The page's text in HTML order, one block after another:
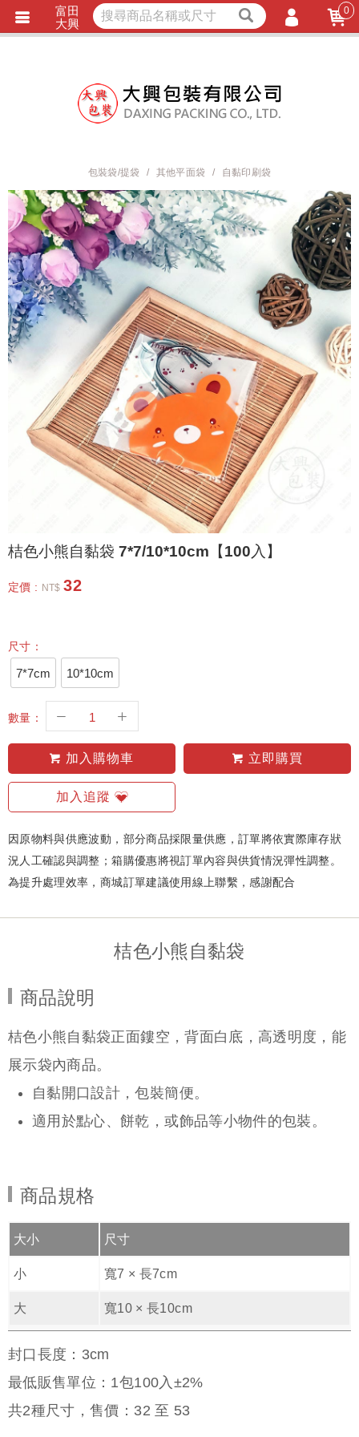
立即詢價 LINE詢問
包裝袋/提袋 其他平面袋 自黏印刷袋
桔色小熊自黏袋 7*7/10*10cm【100入】
定價 : NT$ 32
尺寸：
7*7cm 10*10cm
數量：
加入購物車 立即購買
加入追蹤
因原物料與供應波動，部分商品採限量供應，訂單將依實際庫存狀
況人工確認與調整；箱購優惠將視訂單內容與供貨情況彈性調整。
為提升處理效率，商城訂單建議使用線上聯繫，感謝配合
桔色小熊自黏袋
商品說明
桔色小熊自黏袋正面鏤空，背面白底，高透明度，能
展示袋內商品。
自黏開口設計，包裝簡便。
適用於點心、餅乾，或飾品等小物件的包裝。
商品規格
大小 尺寸
小 寬7 × 長7cm
大 寬10 × 長10cm
封口長度：3cm
最低販售單位：1包100入±2%
共2種尺寸，售價： 32 至 53
富田
大興
0
會員註冊
忘記密碼
匯款通知
獨家商品 耐熱內襯